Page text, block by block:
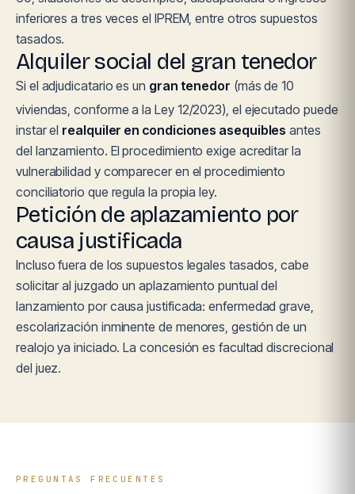
inferiores a tres veces el IPREM, entre otros supuestos
tasados.
Alquiler social del gran tenedor
Si el adjudicatario es un gran tenedor (más de 10
viviendas, conforme a la Ley 12/2023), el ejecutado puede
instar el realquiler en condiciones asequibles antes
del lanzamiento. El procedimiento exige acreditar la
vulnerabilidad y comparecer en el procedimiento
conciliatorio que regula la propia ley.
Petición de aplazamiento por
causa justificada
Incluso fuera de los supuestos legales tasados, cabe
solicitar al juzgado un aplazamiento puntual del
lanzamiento por causa justificada: enfermedad grave,
escolarización inminente de menores, gestión de un
realojo ya iniciado. La concesión es facultad discrecional
del juez.
PREGUNTAS FRECUENTES